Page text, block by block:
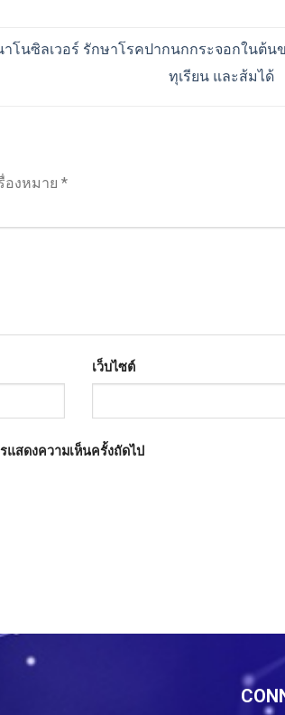
าโนซิลเวอร์ รักษาโรคปากนกกระจอกในต้น
ทุเรียน และส้มได้
องหมาย *
เว็บไซต์
สดงความเห็นครั้งถัดไป